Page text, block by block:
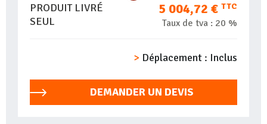
PRODUIT LIVRÉ
SEUL
5 004,72 € TTC
Taux de tva : 20 %
Déplacement : Inclus
DEMANDER UN DEVIS